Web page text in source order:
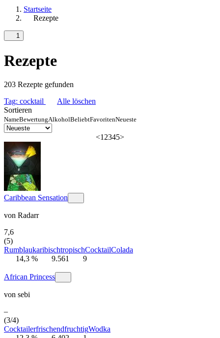
Startseite
Rezepte
1
Rezepte
203 Rezepte gefunden
Tag: cocktail
Alle löschen
Sortieren
NameBewertungAlkoholBeliebtFavoritenNeueste
<1 2345>
Caribbean Sensation
von Radarr
7,6
(5)
RumblaukaribischtropischCocktailColada
14,3 %
9.561 9
African Princess
von sebi
–
(3/4)
CocktailerfrischendfruchtigWodka